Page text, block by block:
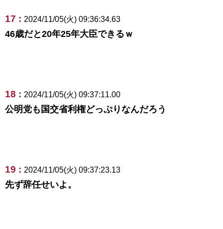
17 : 2024/11/05(火) 09:36:34.63
46歳だと20年25年大臣できるｗ
18 : 2024/11/05(火) 09:37:11.00
公明党も国交省利権どっぷりなんだろう
19 : 2024/11/05(火) 09:37:23.13
先ず辞任せいよ。